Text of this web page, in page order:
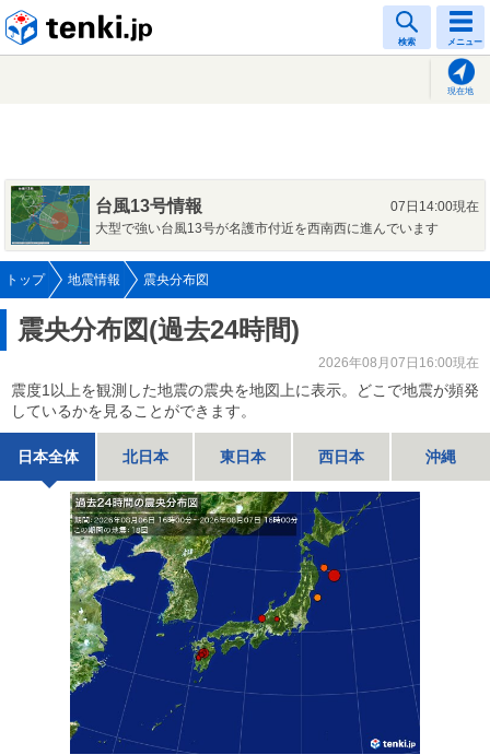
検索 メニュー
現在地
台風13号情報
07日14:00現在
大型で強い台風13号が名護市付近を西南西に進んでいます
トップ 地震情報 震央分布図
震央分布図(過去24時間)
2026年08月07日16:00現在
震度1以上を観測した地震の震央を地図上に表示。どこで地震が頻発
しているかを見ることができます。
日本全体 北日本 東日本 西日本 沖縄